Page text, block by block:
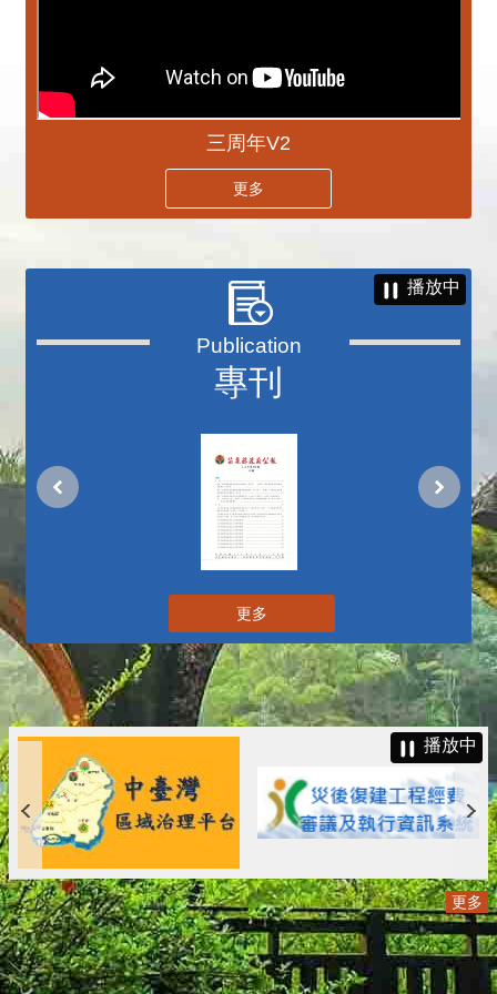
三周年V2
更多
專刊
播放中
更多
播放中
更多